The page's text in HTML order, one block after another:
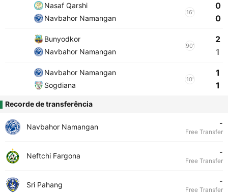
Nasaf Qarshi
Navbahor Namangan
16'
0
0
Bunyodkor
Navbahor Namangan
90'
2
1
Navbahor Namangan
Sogdiana
10'
1
1
Recorde de transferência
Navbahor Namangan -
Free Transfer
Neftchi Fargona -
Free Transfer
Sri Pahang -
Free Transfer